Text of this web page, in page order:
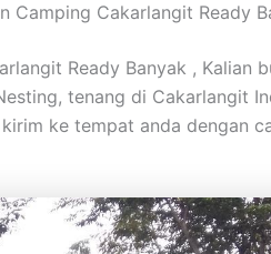
Camping Cakarlangit Ready
Ready Banyak , Kalian
tenang di Cakarlangit
ke tempat anda dengan